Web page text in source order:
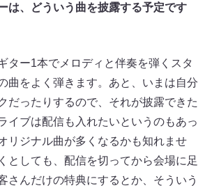
、どういう曲を披露する予定です
ター1本でメロディと伴奏を弾くスタ
曲をよく弾きます。あと、いまは自分
だったりするので、それが披露できた
イブは配信も入れたいというのもあっ
リジナル曲が多くなるかも知れませ
としても、配信を切ってから会場に足
さんだけの特典にするとか、そういう